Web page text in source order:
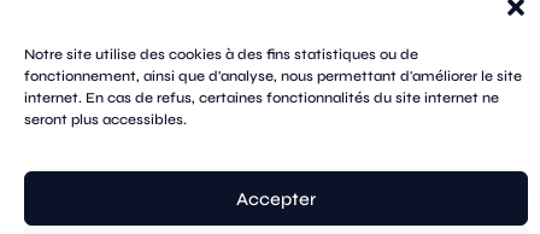
Notre site utilise des cookies à des fins statistiques ou de
fonctionnement, ainsi que d'analyse, nous permettant d'améliorer le site
internet. En cas de refus, certaines fonctionnalités du site internet ne
seront plus accessibles.
Accepter
réalisation tongui.com